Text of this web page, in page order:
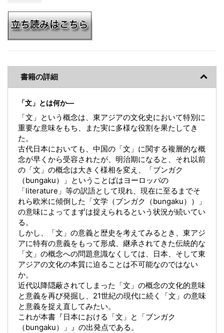
書籍の詳細
「文」とは何か―
「文」という概念は、東アジアの文化史において特別に
重要な意味をもち、また実に多様な役割を果たしてき
た。
古代日本においても、中国の「文」に関する複層的な概
念が早くから受容されたが、明治期になると、それ以前
の「文」の概念は大きく様相を変え、「ブンガク
（bungaku）」ということばはヨーロッパの
「literature」等の訳語として現れ、現在に至るまでそ
れら欧米に傾倒した「文学（ブンガク（bungaku））」
の意味によってまずは捉えられるという状況が続いてい
る。
しかし、「文」の意義と歴史を考えてみるとき、東アジ
アに特有の意義をもって形成、継承されてきた伝統的な
「文」の概念への問題意識なくしては、日本、そして東
アジアの文化の本質に迫ることは不可能なのではない
か。
近代以降隠蔽されてしまった「文」の概念の文化的意味
と意義を再び発掘し、21世紀の現代に続く「文」の意味
と意義を捉え直してみたい。
これが本書『日本における「文」と「ブンガク
（bungaku）」』の出発点である。